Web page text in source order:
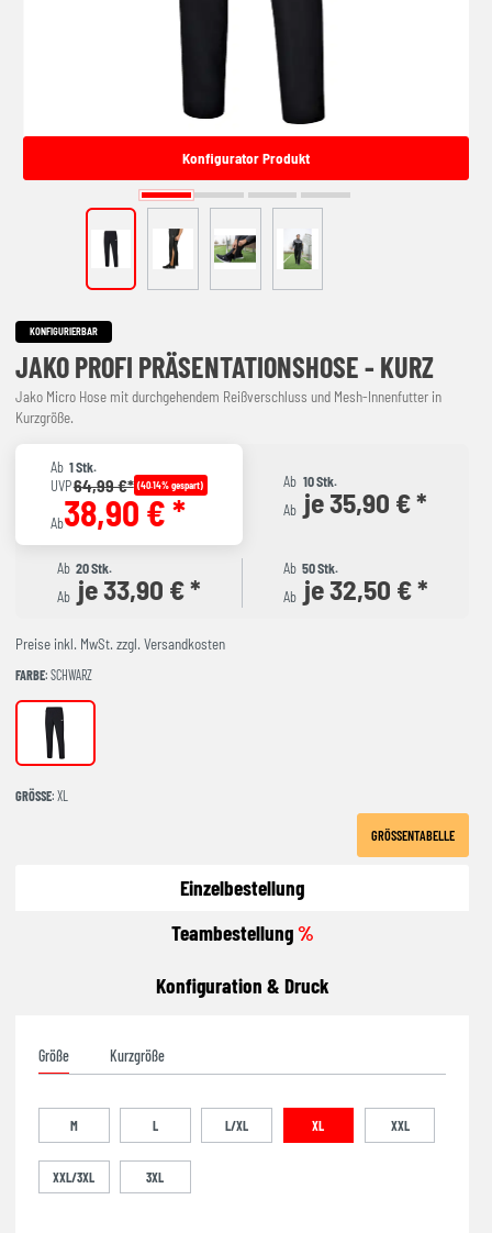
Konfigurator Produkt
KONFIGURIERBAR
JAKO PROFI PRÄSENTATIONSHOSE - KURZ
Jako Micro Hose mit durchgehendem Reißverschluss und Mesh-Innenfutter in
Kurzgröße.
Ab 1 Stk.
UVP64,99 €* (40.14% gespart)
Ab38,90 € *
Ab 10 Stk.
Ab je 35,90 € *
Ab 20 Stk.
Ab je 33,90 € *
Ab 50 Stk.
Ab je 32,50 € *
Preise inkl. MwSt. zzgl. Versandkosten
FARBE: SCHWARZ
schwarz
GRÖSSE : XL
GRÖSSENTABELLE
Einzelbestellung
Teambestellung%
Konfiguration & Druck
Größe Kurzgröße
M L L/XL XL XXL
XXL/3XL 3XL